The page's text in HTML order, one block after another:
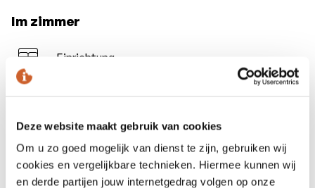
Deze website maakt gebruik van cookies
Om u zo goed mogelijk van dienst te zijn, gebruiken wij
cookies en vergelijkbare technieken. Hiermee kunnen wij
en derde partijen jouw internetgedrag volgen op onze
Im zimmer
Einrichtung
Spiegel
Sitzecke
Ausstattung